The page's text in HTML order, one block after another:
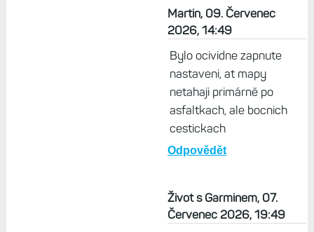
Martin, 09. Červenec
2026, 14:49
Bylo ocividne zapnute
nastaveni, at mapy
netahaji primárně po
asfaltkach, ale bocnich
cestickach
Odpovědět
Život s Garminem, 07.
Červenec 2026, 19:49